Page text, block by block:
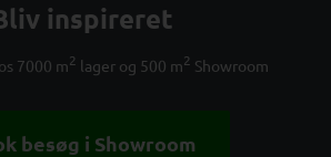
inspireret
7000 m2 lager og 500 m2 Showroom
besøg i Showroom